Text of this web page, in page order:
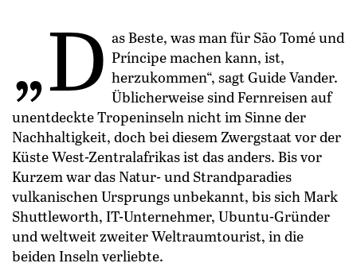
„D as Beste, was man für São Tomé und
Príncipe machen kann, ist,
herzukommen“, sagt Guide Vander.
Üblicher­weise sind Fernreisen auf
unentdeckte Tropeninseln nicht im Sinne der
Nach­haltigkeit, doch bei diesem Zwergstaat vor der
Küste West-Zentralafrikas ist das anders. Bis vor
Kurzem war das Natur- und Strand­paradies
vulkanischen Ursprungs unbekannt, bis sich Mark
Shuttleworth, IT-Unternehmer, Ubuntu-Gründer
und weltweit zweiter Weltraumtourist, in die
beiden Inseln ver­liebte.